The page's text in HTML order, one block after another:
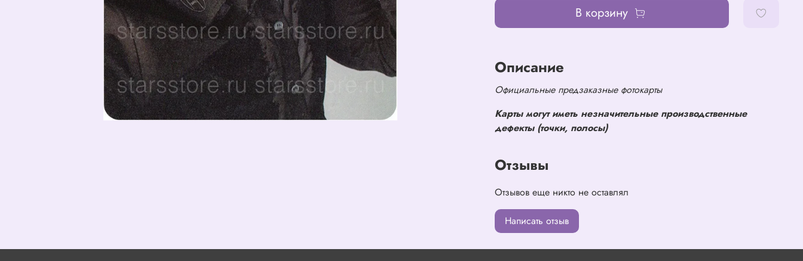
В корзину
Описание
Официальные предзаказные фотокарты
Карты могут иметь незначительные производственные
дефекты (точки, полосы)
Отзывы
Отзывов еще никто не оставлял
Написать отзыв